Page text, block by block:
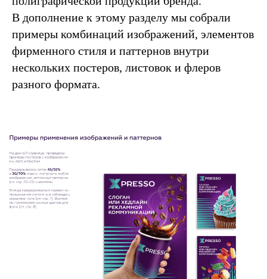
В дополнение к этому разделу мы собрали
примеры комбинаций изображений, элементов
фирменного стиля и паттернов внутри
нескольких постеров, листовок и флеров
разного формата.